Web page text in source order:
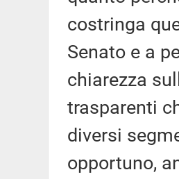
costringa
Senato e a
chiarezza
trasparenti
diversi
opportuno,